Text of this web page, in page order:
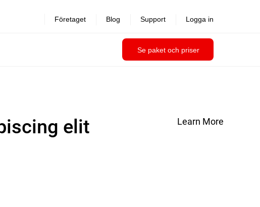
Se paket och priser
Företaget Blog Support Logga in
elit Learn More